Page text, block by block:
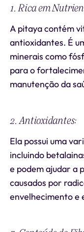
1. Rica em
A pitaya contém
antioxidantes. É
minerais como
para o
manutenção da
2. Antioxidantes:
Ela possui uma
incluindo
e podem ajudar a
causados por
envelhecimento e